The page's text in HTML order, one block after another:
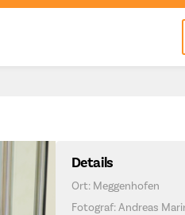
Details
Ort: Meggenhofen
Fotograf: Andreas